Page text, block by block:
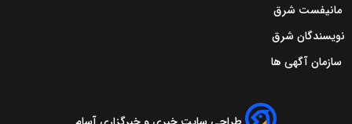
مانیفست شرق
نویسندگان شرق
سازمان آگهی ها